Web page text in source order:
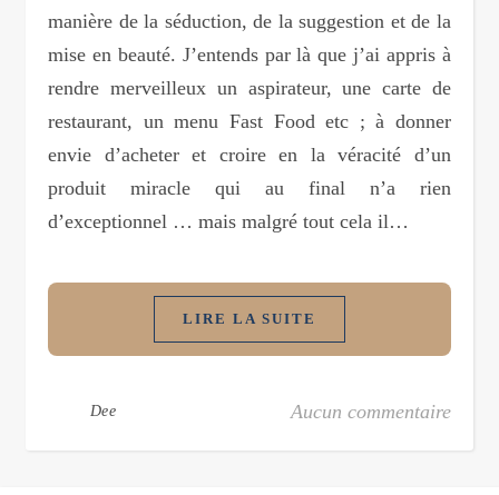
manière de la séduction, de la suggestion et de la
mise en beauté. J’entends par là que j’ai appris à
rendre merveilleux un aspirateur, une carte de
restaurant, un menu Fast Food etc ; à donner
envie d’acheter et croire en la véracité d’un
produit miracle qui au final n’a rien
d’exceptionnel … mais malgré tout cela il…
LIRE LA SUITE
Dee Aucun commentaire